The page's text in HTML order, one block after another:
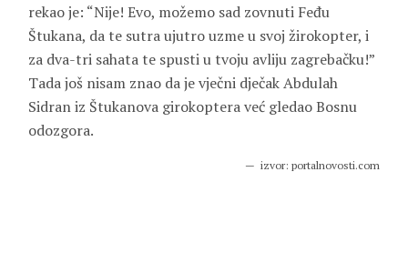
rekao je: “Nije! Evo, možemo sad zovnuti Feđu
Štukana, da te sutra ujutro uzme u svoj žirokopter, i
za dva-tri sahata te spusti u tvoju avliju zagrebačku!”
Tada još nisam znao da je vječni dječak Abdulah
Sidran iz Štukanova girokoptera već gledao Bosnu
odozgora.
izvor: portalnovosti.com